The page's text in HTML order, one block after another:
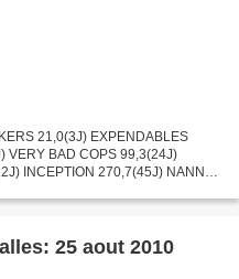
21,0(3J) EXPENDABLES
VERY BAD COPS 99,3(24J)
INCEPTION 270,7(45J) NANNY
25 aout 2010